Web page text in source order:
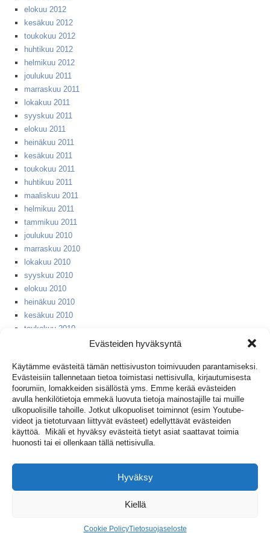
Evästeiden hyväksyntä
Käytämme evästeitä tämän nettisivuston toimivuuden parantamiseksi.
Evästeisiin tallennetaan tietoa toimistasi nettisivulla, kirjautumisesta
foorumiin, lomakkeiden sisällöstä yms. Emme kerää evästeiden
avulla henkilötietoja emmekä luovuta tietoja mainostajille tai muille
ulkopuolisille tahoille. Jotkut ulkopuoliset toiminnot (esim Youtube-
videot ja tietoturvaan liittyvät evästeet) edellyttävät evästeiden
käyttöä. Mikäli et hyväksy evästeitä tietyt asiat saattavat toimia
huonosti tai ei ollenkaan tällä nettisivulla.
Hyväksy
Kiellä
Cookie PolicyTietosuojaseloste
elokuu 2012
kesäkuu 2012
toukokuu 2012
huhtikuu 2012
helmikuu 2012
joulukuu 2011
marraskuu 2011
lokakuu 2011
syyskuu 2011
elokuu 2011
heinäkuu 2011
kesäkuu 2011
toukokuu 2011
huhtikuu 2011
maaliskuu 2011
helmikuu 2011
tammikuu 2011
joulukuu 2010
marraskuu 2010
lokakuu 2010
syyskuu 2010
elokuu 2010
heinäkuu 2010
kesäkuu 2010
toukokuu 2010
huhtikuu 2008
syyskuu 2007
huhtikuu 2006
huhtikuu 2005
huhtikuu 2004
huhtikuu 2003
huhtikuu 2002